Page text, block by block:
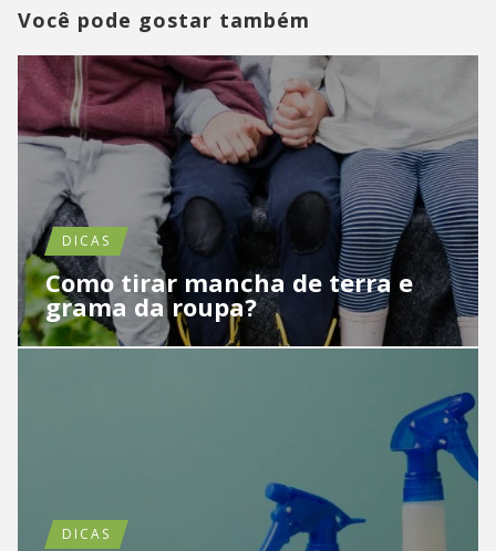
Você pode gostar também
DICAS
Como tirar mancha de terra e
grama da roupa?
DICAS